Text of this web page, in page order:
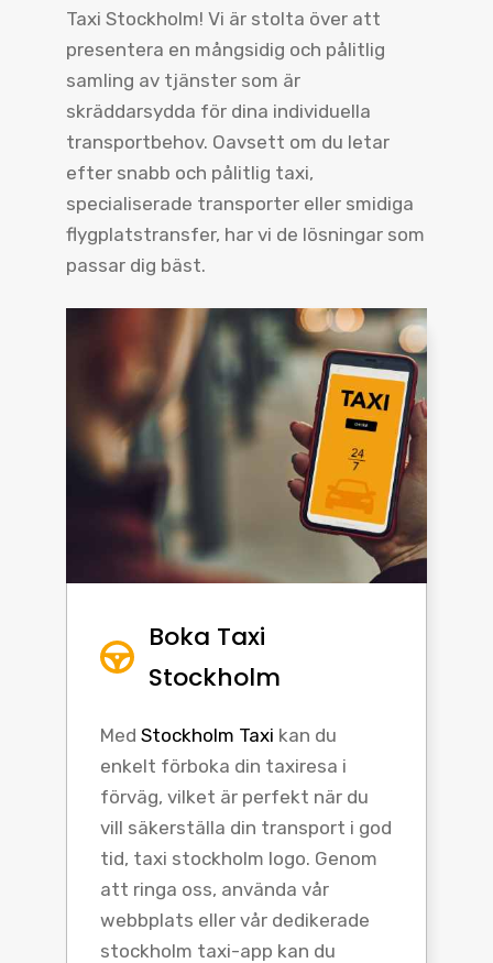
Taxi Stockholm! Vi är stolta över att
presentera en mångsidig och pålitlig
samling av tjänster som är
skräddarsydda för dina individuella
transportbehov. Oavsett om du letar
efter snabb och pålitlig taxi,
specialiserade transporter eller smidiga
flygplatstransfer, har vi de lösningar som
passar dig bäst.
Boka Taxi
Stockholm
Med Stockholm Taxi kan du
enkelt förboka din taxiresa i
förväg, vilket är perfekt när du
vill säkerställa din transport i god
tid, taxi stockholm logo. Genom
att ringa oss, använda vår
webbplats eller vår dedikerade
stockholm taxi-app kan du